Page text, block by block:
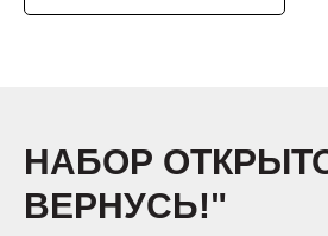
НАБОР
ВЕРНУСЬ!"